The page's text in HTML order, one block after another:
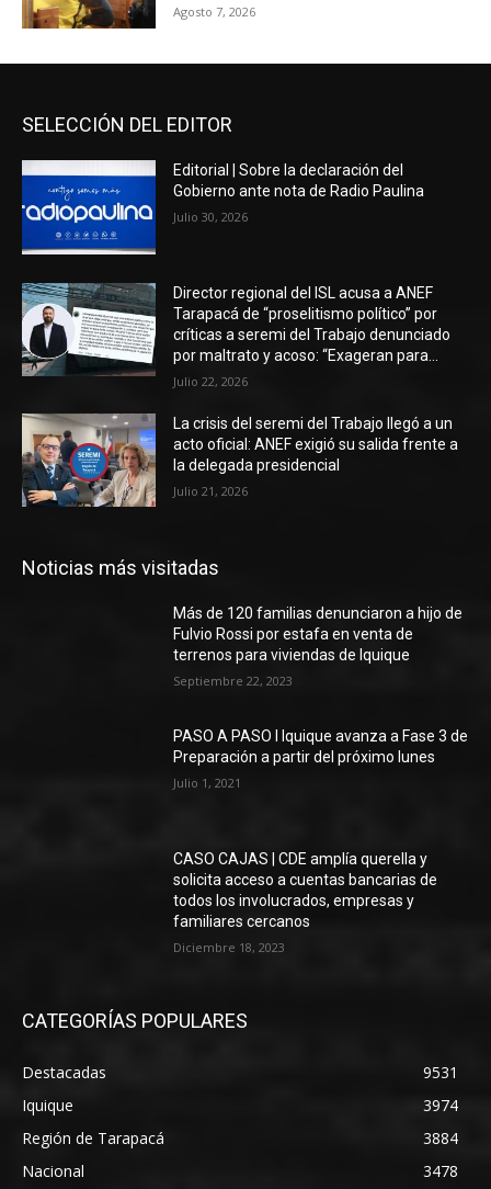
Agosto 7, 2026
SELECCIÓN DEL EDITOR
Editorial | Sobre la declaración del
Gobierno ante nota de Radio Paulina
Julio 30, 2026
Director regional del ISL acusa a ANEF
Tarapacá de “proselitismo político” por
críticas a seremi del Trabajo denunciado
por maltrato y acoso: “Exageran para...
Julio 22, 2026
La crisis del seremi del Trabajo llegó a un
acto oficial: ANEF exigió su salida frente a
la delegada presidencial
Julio 21, 2026
Noticias más visitadas
Más de 120 familias denunciaron a hijo de
Fulvio Rossi por estafa en venta de
terrenos para viviendas de Iquique
Septiembre 22, 2023
PASO A PASO I Iquique avanza a Fase 3 de
Preparación a partir del próximo lunes
Julio 1, 2021
CASO CAJAS | CDE amplía querella y
solicita acceso a cuentas bancarias de
todos los involucrados, empresas y
familiares cercanos
Diciembre 18, 2023
CATEGORÍAS POPULARES
Destacadas
9531
Iquique
3974
Región de Tarapacá
3884
Nacional
3478